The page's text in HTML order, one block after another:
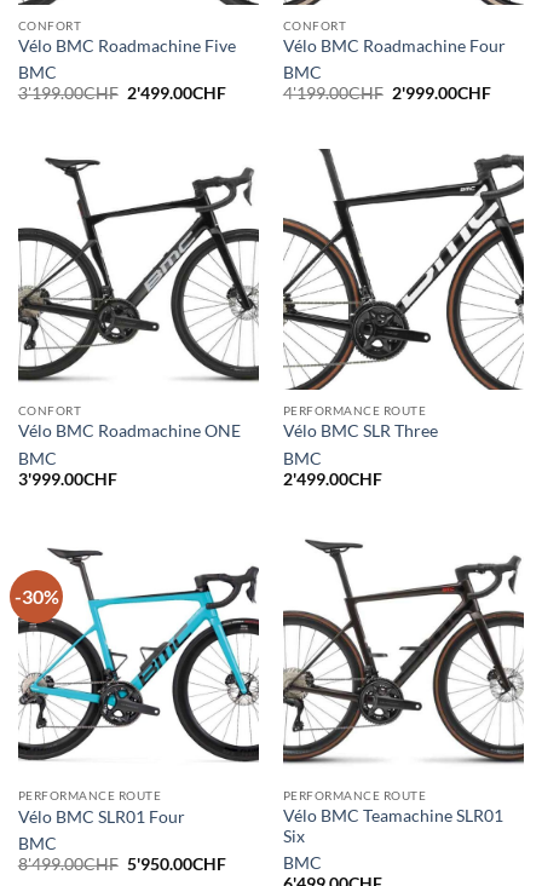
CONFORT
Vélo BMC Roadmachine Five
BMC
3'199.00CHF Le
2'499.00CHFLe
2'499.00CHF.
CONFORT
Vélo BMC Roadmachine Four
BMC
4'199.00CHF Le
4'199.00CHF.
2'999.00CHFLe
CONFORT
Vélo BMC Roadmachine ONE
BMC
3'999.00CHF
PERFORMANCE ROUTE
Vélo BMC SLR Three
BMC
2'499.00CHF
-30%
PERFORMANCE ROUTE
Vélo BMC SLR01 Four
BMC
8'499.00CHF Le
5'950.00CHFLe
PERFORMANCE ROUTE
Vélo BMC Teamachine SLR01
Six
BMC